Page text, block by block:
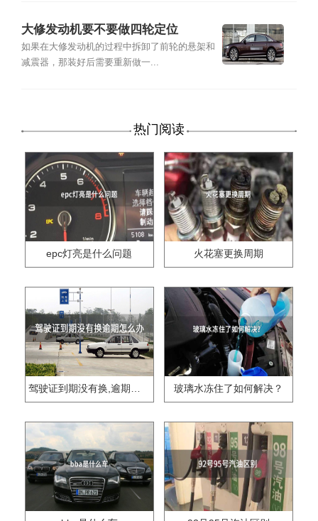
大修发动机要不要做四轮定位
如果在大修发动机的过程中拆卸了前轮的悬架和
减震器，那装好后需要重新做一...
热门阅读
epc灯亮是什么问题 火花塞更换周期
驾驶证到期没有换,逾期怎么办?? 玻璃水冻住了如何解决？